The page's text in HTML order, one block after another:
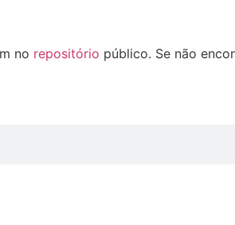
no repositório público. Se não